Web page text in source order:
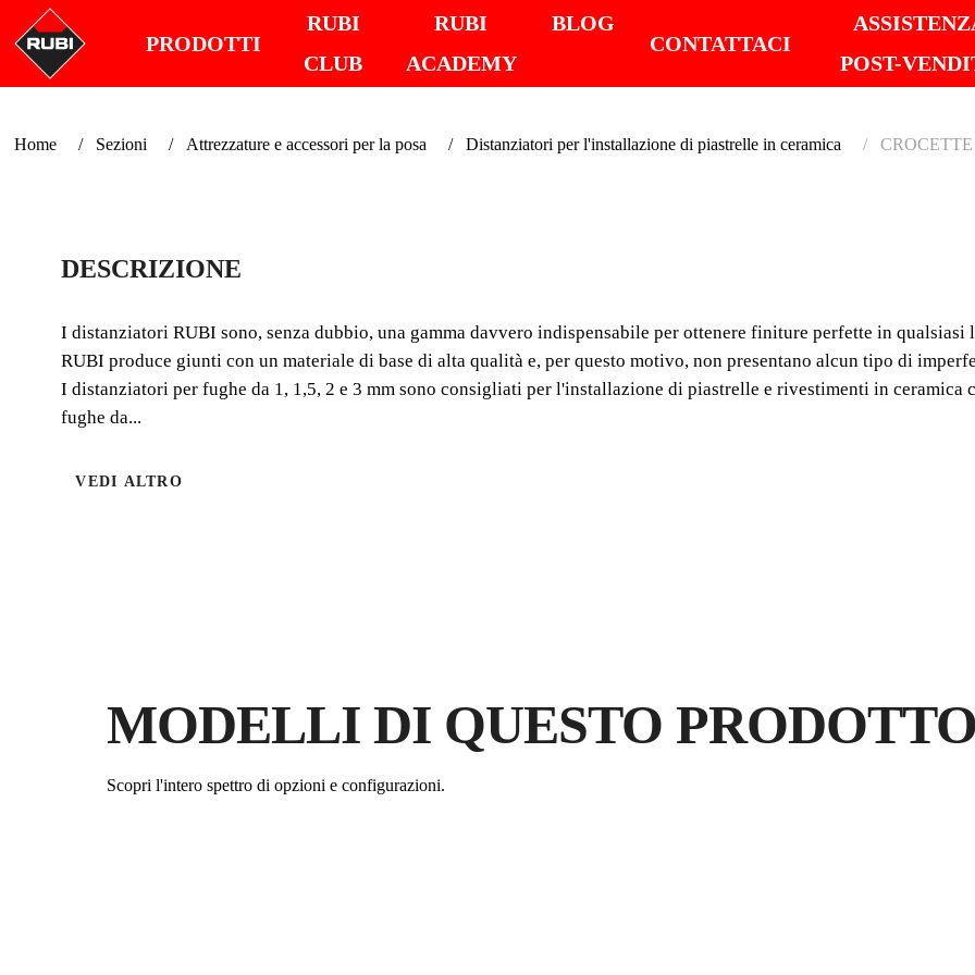
PRODOTTI
RUBI
CLUB
RUBI
ACADEMY
BLOG
CONTATTACI
POST-
Home Sezioni Attrezzature e accessori per la posa Distanziatori per l'installazione di piastrelle in ceramica
per ottenere finiture
ceramiche. RUBI
DESCRIZIONE
I distanziatori RUBI sono, senza dubbio, una gamma davvero indispensabile per ottenere finiture perfette in
RUBI produce giunti con un materiale di base di alta qualità e, per questo motivo, non presentano alcun tipo di
I distanziatori per fughe da 1, 1,5, 2 e 3 mm sono consigliati per l'installazione di piastrelle e rivestimenti in
fughe da...
VEDI ALTRO
MODELLI DI QUESTO PRODOTTO
Scopri l'intero spettro di opzioni e configurazioni.